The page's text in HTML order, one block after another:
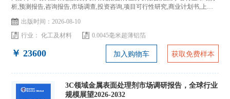
析,预测报告,咨询报告,市场调查,投资咨询,项目可行性研究,商业计划书,上市
出版时间：2026-08-10
行业：化工及材料 0.0045毫米超薄铝箔
￥ 23600 加入购物车 获取免费样本
3C领域金属表面处理剂市场调研报告，全球行业
规模展望2026-2032